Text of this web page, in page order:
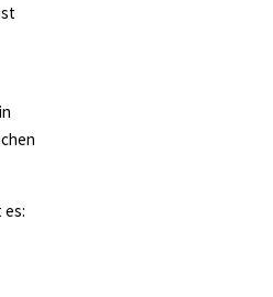
es: